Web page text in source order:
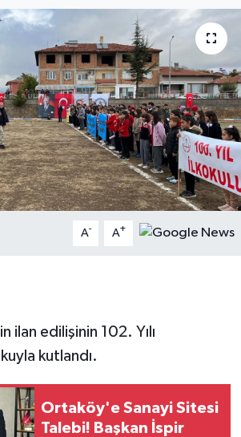
A- A+
ilan edilişinin 102. Yılı
kutlandı.
Ortaköy'e Sanayi Sitesi
Talebi! Başkan İspir